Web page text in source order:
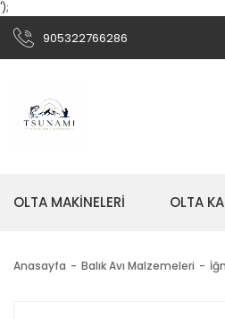
');
905322766286
OLTA MAKİNELERİ OLTA
Anasayfa Balık Avı Malzemeleri